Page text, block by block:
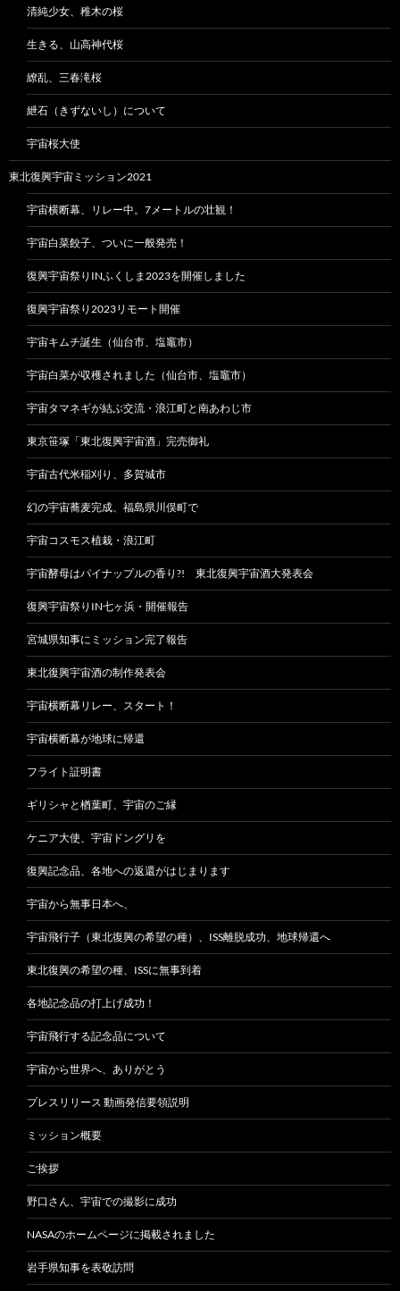
清純少女、稚木の桜
生きる、山高神代桜
繚乱、三春滝桜
紲石（きずないし）について
宇宙桜大使
東北復興宇宙ミッション2021
宇宙横断幕、リレー中。7メートルの壮観！
宇宙白菜餃子、ついに一般発売！
復興宇宙祭りINふくしま2023を開催しました
復興宇宙祭り2023リモート開催
宇宙キムチ誕生（仙台市、塩竈市）
宇宙白菜が収穫されました（仙台市、塩竈市）
宇宙タマネギが結ぶ交流・浪江町と南あわじ市
東京笹塚「東北復興宇宙酒」完売御礼
宇宙古代米稲刈り、多賀城市
幻の宇宙蕎麦完成、福島県川俣町で
宇宙コスモス植栽・浪江町
宇宙酵母はパイナップルの香り?! 東北復興宇宙酒大発表会
復興宇宙祭りIN七ヶ浜・開催報告
宮城県知事にミッション完了報告
東北復興宇宙酒の制作発表会
宇宙横断幕リレー、スタート！
宇宙横断幕が地球に帰還
フライト証明書
ギリシャと楢葉町、宇宙のご縁
ケニア大使、宇宙ドングリを
復興記念品、各地への返還がはじまります
宇宙から無事日本へ、
宇宙飛行子（東北復興の希望の種）、ISS離脱成功、地球帰還へ
東北復興の希望の種、ISSに無事到着
各地記念品の打上げ成功！
宇宙飛行する記念品について
宇宙から世界へ、ありがとう
プレスリリース 動画発信要領説明
ミッション概要
ご挨拶
野口さん、宇宙での撮影に成功
NASAのホームページに掲載されました
岩手県知事を表敬訪問